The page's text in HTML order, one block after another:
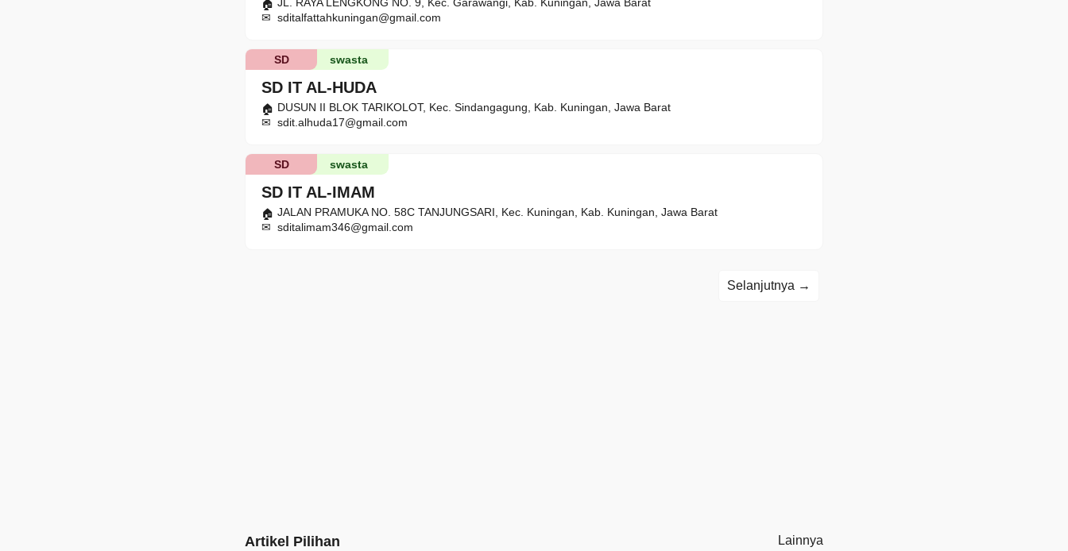
sditalfattahkuningan@gmail.com
SD IT AL-HUDA
swasta
SD
DUSUN II BLOK TARIKOLOT, Kec. Sindangagung, Kab. Kuningan, Jawa Barat
sdit.alhuda17@gmail.com
SD IT AL-IMAM
swasta
SD
JALAN PRAMUKA NO. 58C TANJUNGSARI, Kec. Kuningan, Kab. Kuningan, Jawa Barat
sditalimam346@gmail.com
Selanjutnya →
Artikel Pilihan Lainnya